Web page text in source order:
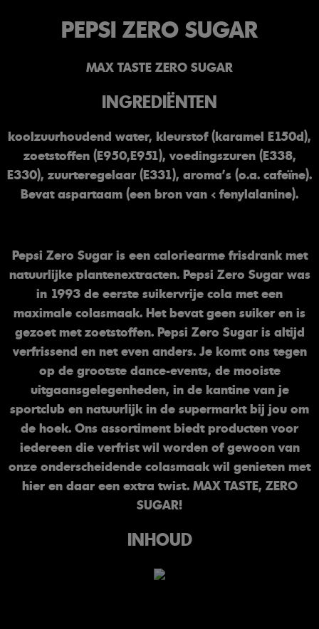
PEPSI ZERO SUGAR
MAX TASTE ZERO SUGAR
INGREDIËNTEN
koolzuurhoudend water, kleurstof (karamel E150d),
zoetstoffen (E950,E951), voedingszuren (E338,
E330), zuurteregelaar (E331), aroma's (o.a. cafeïne).
Bevat aspartaam (een bron van ‹ fenylalanine).
Pepsi Zero Sugar is een caloriearme frisdrank met
natuurlijke plantenextracten. Pepsi Zero Sugar was
in 1993 de eerste suikervrije cola met een
maximale colasmaak. Het bevat geen suiker en is
gezoet met zoetstoffen. Pepsi Zero Sugar is altijd
verfrissend en net even anders. Je komt ons tegen
op de grootste dance-events, de mooiste
uitgaansgelegenheden, in de kantine van je
sportclub en natuurlijk in de supermarkt bij jou om
de hoek. Ons assortiment biedt producten voor
iedereen die verfrist wil worden of gewoon van
onze onderscheidende colasmaak wil genieten met
hier en daar een extra twist. MAX TASTE, ZERO
SUGAR!
INHOUD